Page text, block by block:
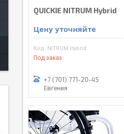
QUICKIE NITRUM Hybrid
Цену уточняйте
NITRUM Hybrid
Под заказ
+7 (701) 771-20-45
Евгения